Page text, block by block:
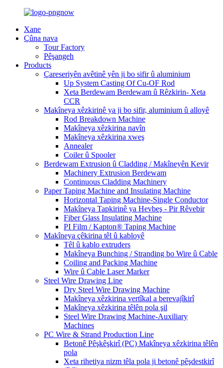
Xane
Çûna nava
Tour Factory
Pêşangeh
Products
Çareseriyên avêtinê yên ji bo sifir û aluminium
Up System Casting Of Cu-OF Rod
Xeta Berdewam Berdewam û Rêzkirin- Xeta
CCR
Makîneya xêzkirinê ya ji bo sifir, aluminium û alloyê
Rod Breakdown Machine
Makîneya xêzkirina navîn
Makîneya xêzkirina xweş
Annealer
Coiler û Spooler
Berdewam Extrusion û Cladding / Makîneyên Kevir
Machinery Extrusion Berdewam
Continuous Cladding Machinery
Paper Taping Machine and Insulating Machine
Horizontal Taping Machine-Single Conductor
Makîneya Tapkirinê ya Hevbeş - Pir Rêvebir
Fiber Glass Insulating Machine
PI Film / Kapton® Taping Machine
Makîneya çêkirina têl û kabloyê
Têl û kablo extruders
Makîneya Bunching / Stranding bo Wire û Cable
Coiling and Packing Machine
Wire û Cable Laser Marker
Steel Wire Drawing Line
Dry Steel Wire Drawing Machine
Makîneya xêzkirina vertîkal a berevajîkirî
Makîneya xêzkirina têlên pola şil
Steel Wire Drawing Machine-Auxiliary
Machines
PC Wire & Strand Production Line
Betonê Pêşkêşkirî (PC) Makîneya xêzkirina têlên
pola
Xeta rihetiya nizm têla pola ji betonê pêşdestkirî